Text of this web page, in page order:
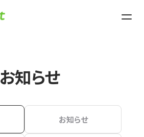
お知らせ
お知らせ